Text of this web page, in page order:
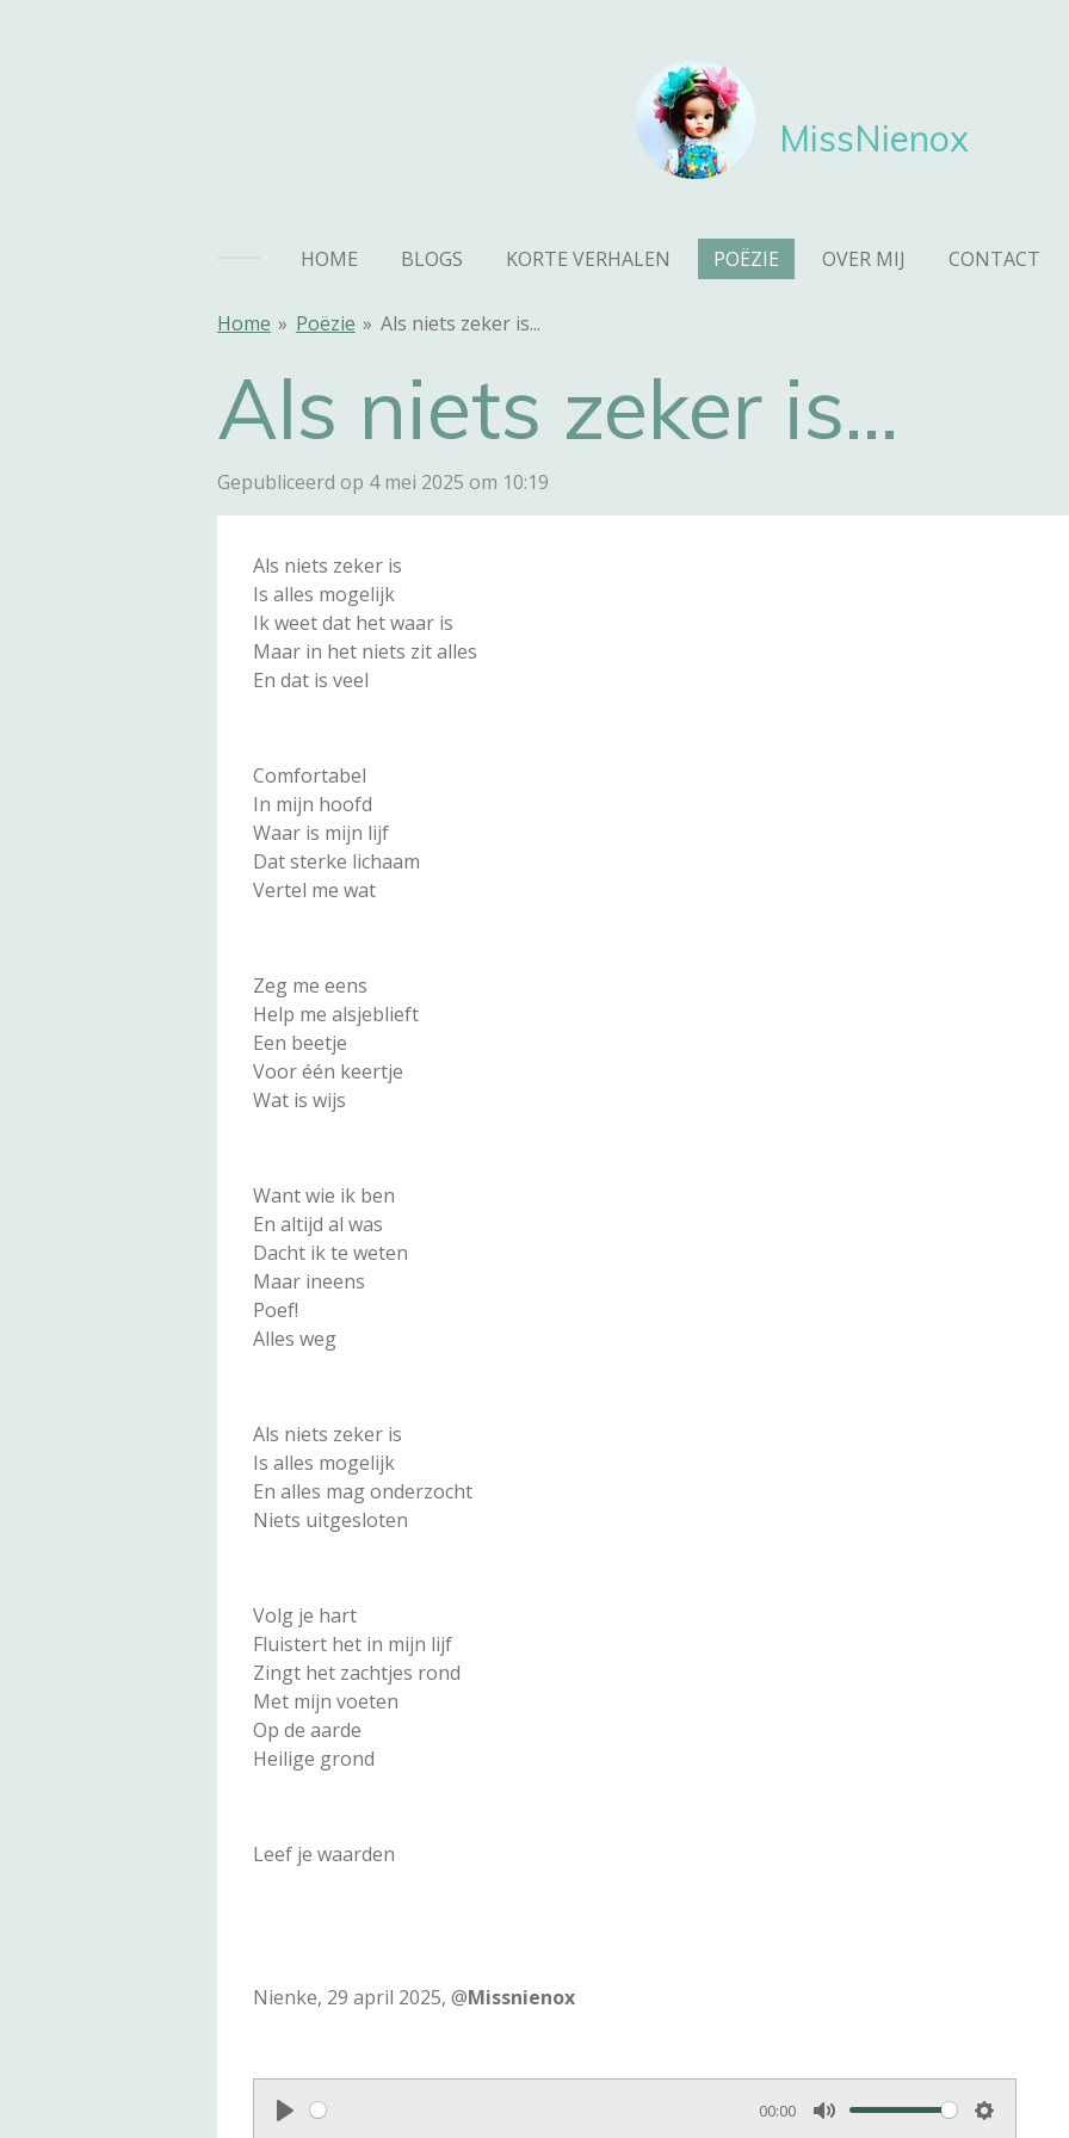
MissNienox
HOME BLOGS KORTE VERHALEN POËZIE OVER MIJ CONTACT
Home » Poëzie » Als niets zeker is...
Als niets zeker is...
Gepubliceerd op 4 mei 2025 om 10:19
Als niets zeker is
Is alles mogelijk
Ik weet dat het waar is
Maar in het niets zit alles
En dat is veel
Comfortabel
In mijn hoofd
Waar is mijn lijf
Dat sterke lichaam
Vertel me wat
Zeg me eens
Help me alsjeblieft
Een beetje
Voor één keertje
Wat is wijs
Want wie ik ben
En altijd al was
Dacht ik te weten
Maar ineens
Poef!
Alles weg
Als niets zeker is
Is alles mogelijk
En alles mag onderzocht
Niets uitgesloten
Volg je hart
Fluistert het in mijn lijf
Zingt het zachtjes rond
Met mijn voeten
Op de aarde
Heilige grond
Leef je waarden
Nienke, 29 april 2025, @Missnienox
00:00